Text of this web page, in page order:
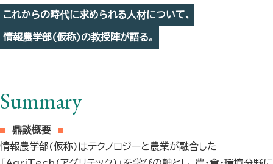
これからの時代に求められる人材について、
情報農学部(仮称)の教授陣が語る。
Summary
鼎談概要
情報農学部(仮称)はテクノロジーと農業が融合した